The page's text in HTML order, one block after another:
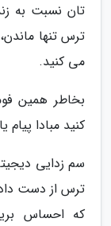
تان نسبت به
ترس تنها
می کنید.
بخاطر همین
کنید مبادا
سم زدایی
ترس از دست
که احساس